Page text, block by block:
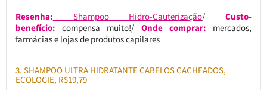
Resenha: Shampoo Hidro-Cauterização/Custo-
benefício: compensa muito!/ Onde comprar: mercados,
farmácias e lojas de produtos capilares
3. SHAMPOO ULTRA HIDRATANTE CABELOS CACHEADOS,
ECOLOGIE, R$19,79